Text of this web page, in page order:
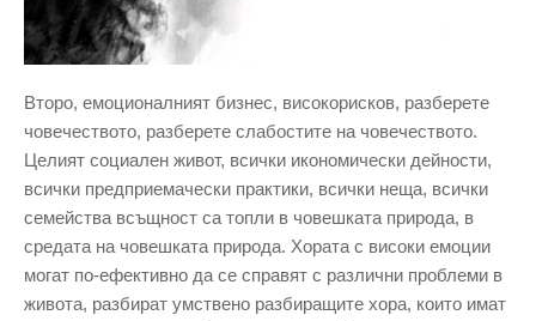
Второ, емоционалният бизнес, високорисков, разберете
човечеството, разберете слабостите на човечеството.
Целият социален живот, всички икономически дейности,
всички предприемачески практики, всички неща, всички
семейства всъщност са топли в човешката природа, в
средата на човешката природа. Хората с високи емоции
могат по-ефективно да се справят с различни проблеми в
живота, разбират умствено разбиращите хора, които имат